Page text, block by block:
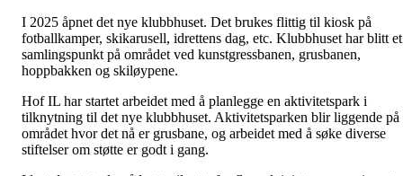
I 2025 åpnet det nye klubbhuset. Det brukes flittig til kiosk på
fotballkamper, skikarusell, idrettens dag, etc. Klubbhuset har blitt et
samlingspunkt på området ved kunstgressbanen, grusbanen,
hoppbakken og skiløypene.
Hof IL har startet arbeidet med å planlegge en aktivitetspark i
tilknytning til det nye klubbhuset. Aktivitetsparken blir liggende på
området hvor det nå er grusbane, og arbeidet med å søke diverse
stiftelser om støtte er godt i gang.